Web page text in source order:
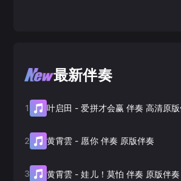
最新伴奏
1 叶启田 -爱拼才会赢 伴奏 高清原
2 黄霄雲 - 愿你 伴奏 原版伴奏
3 黄霄雲 -娃儿！莫怕 伴奏 原版伴奏